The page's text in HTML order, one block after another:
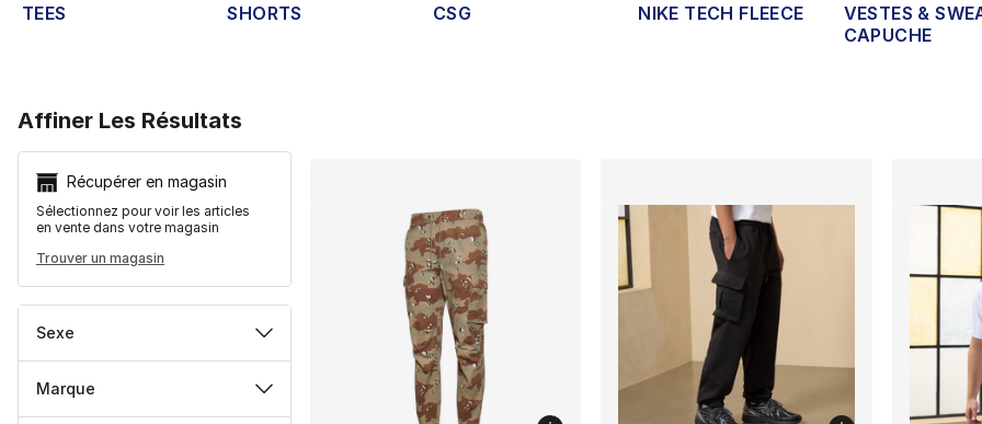
TEES SHORTS CSG NIKE TECH FLEECE
VESTES &
CAPUCHE
Affiner Les Résultats
Récupérer en magasin
Sélectionnez pour voir les articles
en vente dans votre magasin
Trouver un magasin
Sexe
Marque